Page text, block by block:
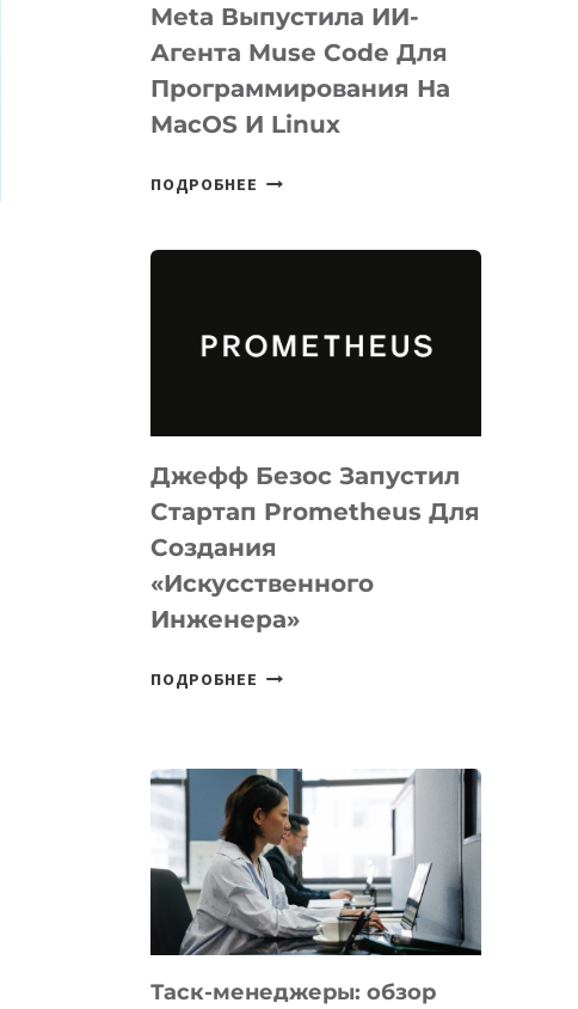
Meta Выпустила ИИ-
Агента Muse Code Для
Программирования На
MacOS И Linux
ПОДРОБНЕЕ META
ДЛЯ
И
LINUX
Джефф Безос Запустил
Стартап Prometheus Для
Создания
«искусственного
Инженера»
ПОДРОБНЕЕ ДЖЕФФ
PROMETHEUS
ДЛЯ
СОЗДАНИЯ
«ИСКУССТВЕННОГО
ИНЖЕНЕРА»
Таск-менеджеры: обзор